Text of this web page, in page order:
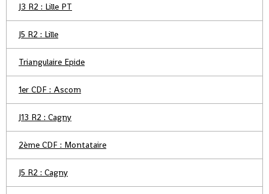
J3 R2 : Lille PT
J5 R2 : Lille
Triangulaire Epide
1er CDF : Ascom
J13 R2 : Cagny
2ème CDF : Montataire
J5 R2 : Cagny